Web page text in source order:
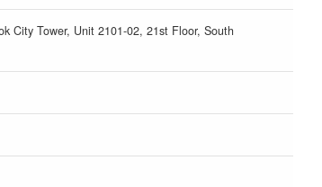
City Tower, Unit 2101-02, 21st Floor, South